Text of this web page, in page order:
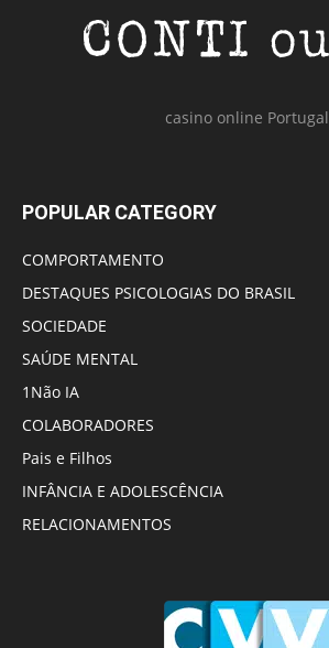
casino online Portugal
POPULAR CATEGORY
COMPORTAMENTO
DESTAQUES PSICOLOGIAS DO BRASIL
SOCIEDADE
SAÚDE MENTAL
1Não IA
COLABORADORES
Pais e Filhos
INFÂNCIA E ADOLESCÊNCIA
RELACIONAMENTOS